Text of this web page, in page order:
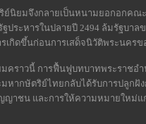
นิยมจึงกลายเป็นหนามยอกอกคณ
ระหารในปลายปี 2494 ล้มรัฐบาล
เกิดขึ้นก่อนการเสด็จนิวัติพระนครข
คราวนี้ การฟื้นฟูบทบาทพระราชอ
ากษัตริย์ไทยกลับได้รับการปลูกฝั
าชน และการให้ความหมายใหม่แ